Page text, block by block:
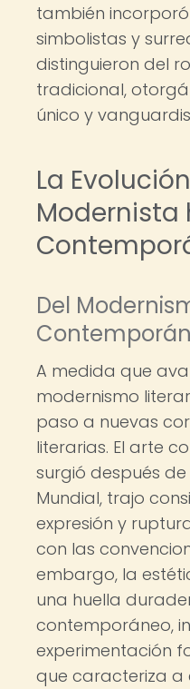
también
simbolistas y
distinguieron del
tradicional,
único y
La
Modernista
Del
A medida que
modernismo
paso a nuevas
literarias. El arte
surgió después
Mundial, trajo
expresión y
con las
embargo, la
una huella
contemporáneo,
experimentación
que caracteriza a